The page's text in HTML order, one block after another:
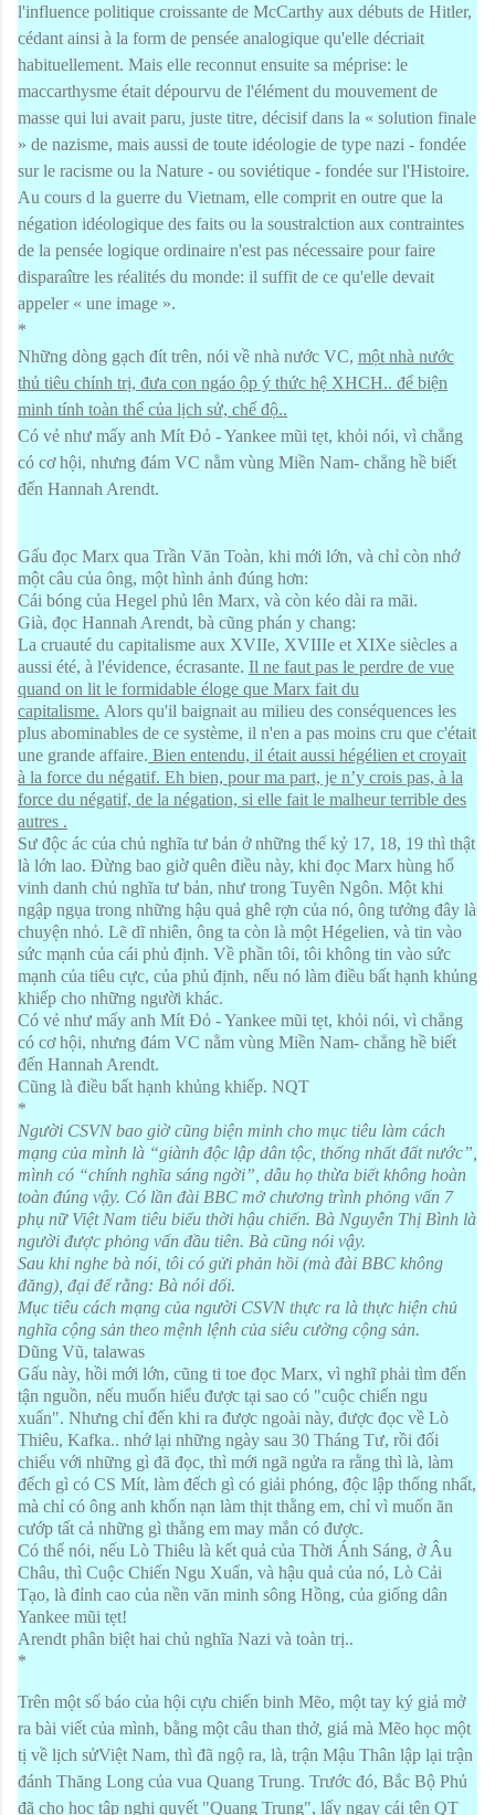
l'influence politique croissante de McCarthy aux débuts de Hitler,
cédant ainsi à la form de pensée analogique qu'elle décriait
habituellement. Mais elle reconnut ensuite sa méprise: le
maccarthysme était dépourvu de l'élément du mouvement de
masse qui lui avait paru, juste titre, décisif dans la « solution finale
» de nazisme, mais aussi de toute idéologie de type nazi - fondée
sur le racisme ou la Nature - ou soviétique - fondée sur l'Histoire.
Au cours d la guerre du Vietnam, elle comprit en outre que la
négation idéologique des faits ou la soustralction aux contraintes
de la pensée logique ordinaire n'est pas nécessaire pour faire
disparaître les réalités du monde: il suffit de ce qu'elle devait
appeler « une image ».
*
Những dòng gạch đít trên, nói về nhà nước VC, một nhà nước
thủ tiêu chính trị, đưa con ngáo ộp ý thức hệ XHCH.. để biện
minh tính toàn thể của lịch sử, chế độ..
Có vẻ như mấy anh Mít Đỏ - Yankee mũi tẹt, khỏi nói, vì chẳng
có cơ hội, nhưng đám VC nằm vùng Miền Nam- chẳng hề biết
đến Hannah Arendt.
Gấu đọc Marx qua Trần Văn Toàn, khi mới lớn, và chỉ còn nhớ
một câu của ông, một hình ảnh đúng hơn:
Cái bóng của Hegel phủ lên Marx, và còn kéo dài ra mãi.
Già, đọc Hannah Arendt, bà cũng phán y chang:
La cruauté du capitalisme aux XVIIe, XVIIIe et XIXe siècles a
aussi été, à l'évidence, écrasante. Il ne faut pas le perdre de vue
quand on lit le formidable éloge que Marx fait du
capitalisme. Alors qu'il baignait au milieu des conséquences les
plus abominables de ce système, il n'en a pas moins cru que c'était
une grande affaire. Bien entendu, il était aussi hégélien et croyait
à la force du négatif. Eh bien, pour ma part, je n’y crois pas, à la
force du négatif, de la négation, si elle fait le malheur terrible des
autres .
Sư độc ác của chủ nghĩa tư bản ở những thế kỷ 17, 18, 19 thì thật
là lớn lao. Đừng bao giờ quên điều này, khi đọc Marx hùng hổ
vinh danh chủ nghĩa tư bản, như trong Tuyên Ngôn. Một khi
ngập ngụa trong những hậu quả ghê rợn của nó, ông tưởng đây là
chuyện nhỏ. Lẽ dĩ nhiên, ông ta còn là một Hégelien, và tin vào
sức mạnh của cái phủ định. Về phần tôi, tôi không tin vào sức
mạnh của tiêu cực, của phủ định, nếu nó làm điều bất hạnh khủng
khiếp cho những người khác.
Có vẻ như mấy anh Mít Đỏ - Yankee mũi tẹt, khỏi nói, vì chẳng
có cơ hội, nhưng đám VC nằm vùng Miền Nam- chẳng hề biết
đến Hannah Arendt.
Cũng là điều bất hạnh khủng khiếp. NQT
*
Người CSVN bao giờ cũng biện minh cho mục tiêu làm cách
mạng của mình là “giành độc lập dân tộc, thống nhất đất nước”,
mình có “chính nghĩa sáng ngời”, dẫu họ thừa biết không hoàn
toàn đúng vậy. Có lần đài BBC mở chương trình phỏng vấn 7
phụ nữ Việt Nam tiêu biểu thời hậu chiến. Bà Nguyễn Thị Bình là
người được phỏng vấn đầu tiên. Bà cũng nói vậy.
Sau khi nghe bà nói, tôi có gửi phản hồi (mà đài BBC không
đăng), đại để rằng: Bà nói dối.
Mục tiêu cách mạng của người CSVN thực ra là thực hiện chủ
nghĩa cộng sản theo mệnh lệnh của siêu cường cộng sản.
Dũng Vũ, talawas
Gấu này, hồi mới lớn, cũng ti toe đọc Marx, vì nghĩ phải tìm đến
tận nguồn, nếu muốn hiểu được tại sao có "cuộc chiến ngu
xuẩn". Nhưng chỉ đến khi ra được ngoài này, được đọc về Lò
Thiêu, Kafka.. nhớ lại những ngày sau 30 Tháng Tư, rồi đối
chiếu với những gì đã đọc, thì mới ngã ngửa ra rằng thì là, làm
đếch gì có CS Mít, làm đếch gì có giải phóng, độc lập thống nhất,
mà chỉ có ông anh khốn nạn làm thịt thằng em, chỉ vì muốn ăn
cướp tất cả những gì thằng em may mắn có được.
Có thể nói, nếu Lò Thiêu là kết quả của Thời Ánh Sáng, ở Âu
Châu, thì Cuộc Chiến Ngu Xuẩn, và hậu quả của nó, Lò Cải
Tạo, là đỉnh cao của nền văn minh sông Hồng, của giống dân
Yankee mũi tẹt!
Arendt phân biệt hai chủ nghĩa Nazi và toàn trị..
*
Trên một số báo của hội cựu chiến binh Mẽo, một tay ký giả mở
ra bài viết của mình, bằng một câu than thở, giá mà Mẽo học một
tị về lịch sửViệt Nam, thì đã ngộ ra, là, trận Mậu Thân lập lại trận
đánh Thăng Long của vua Quang Trung. Trước đó, Bắc Bộ Phủ
đã cho học tập nghị quyết "Quang Trung", lấy ngay cái tên QT